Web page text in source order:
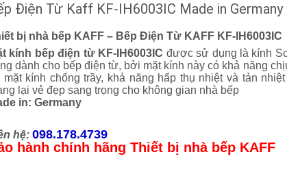
Điện Từ Kaff KF-IH6003IC Made in Germany
bị nhà bếp KAFF – Bếp Điện Từ KAFF KF-IH6003IC
kính bếp điện từ KF-IH6003IC được sử dụng là kính
dành cho bếp điện từ, bởi mặt kính này có khả năng
mặt kính chống trầy, khả năng hấp thụ nhiệt và tản
lại vẻ đẹp sang trọng cho không gian nhà bếp
in: Germany
hệ: 098.178.4739
hành chính hãng Thiết bị nhà bếp KAFF